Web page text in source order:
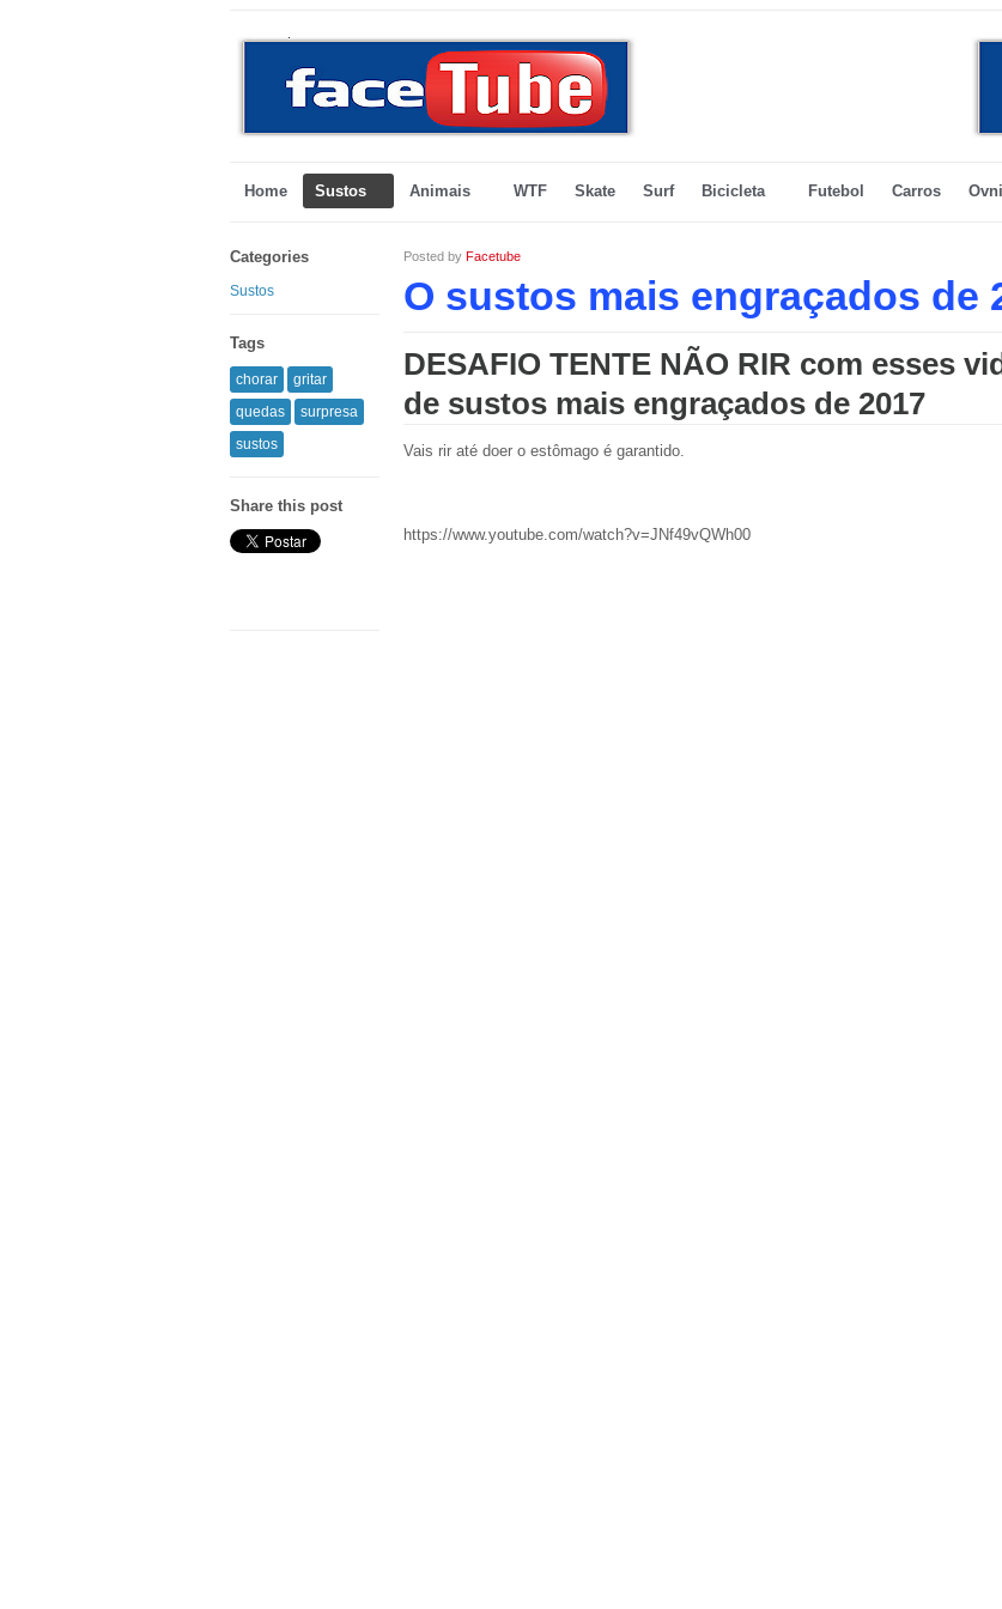
Home Sustos Animais WTF Skate Surf Bicicleta Futebol Carros
Categories
Sustos
Tags
chorar
gritar
quedas
surpresa
sustos
Share this post
Posted by Facetube
O sustos mais engraçados de
DESAFIO TENTE NÃO RIR com esses
de sustos mais engraçados de 2017
Vais rir até doer o estômago é garantido.
https://www.youtube.com/watch?v=JNf49vQWh00